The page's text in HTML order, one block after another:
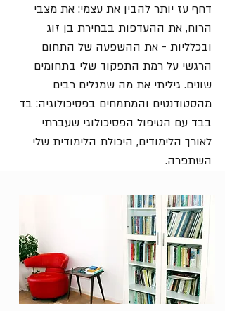
דחף עז יותר להבין את עצמי: את מצבי
הרוח, את ההעדפות בבחירת בן זוג
ובכלליות - את ההשפעה של התחום
הרגשי על רמת התפקוד שלי בתחומים
שונים. גיליתי את מה שמגלים רבים
מהסטודנטים והמתמחים בפסיכולוגיה: בד
בבד עם הטיפול הפסיכולוגי שעברתי
לאורך הלימודים, היכולת הלימודית שלי
השתפרה.